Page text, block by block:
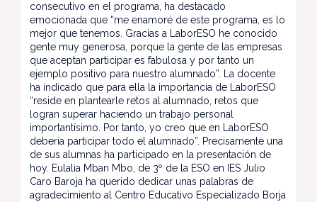
consecutivo en el programa, ha destacado
emocionada que “me enamoré de este programa, es lo
mejor que tenemos. Gracias a LaborESO he conocido
gente muy generosa, porque la gente de las empresas
que aceptan participar es fabulosa y por tanto un
ejemplo positivo para nuestro alumnado”. La docente
ha indicado que para ella la importancia de LaborESO
“reside en plantearle retos al alumnado, retos que
logran superar haciendo un trabajo personal
importantísimo. Por tanto, yo creo que en LaborESO
debería participar todo el alumnado”. Precisamente una
de sus alumnas ha participado en la presentación de
hoy. Eulalia Mban Mbo, de 3º de la ESO en IES Julio
Caro Baroja ha querido dedicar unas palabras de
agradecimiento al Centro Educativo Especializado Borja